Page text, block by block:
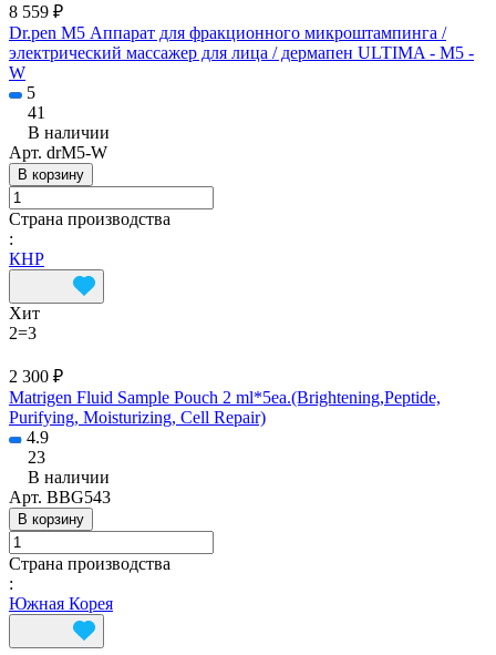
8 559 ₽
Dr.pen M5 Аппарат для фракционного микроштампинга /
электрический массажер для лица / дермапен ULTIMA - M5 -
W
5
41
В наличии
Арт. drM5-W
В корзину
Страна производства
:
КНР
Хит
2=3
2 300 ₽
Matrigen Fluid Sample Pouch 2 ml*5ea.(Brightening,Peptide,
Purifying, Moisturizing, Cell Repair)
4.9
23
В наличии
Арт. BBG543
В корзину
Страна производства
:
Южная Корея